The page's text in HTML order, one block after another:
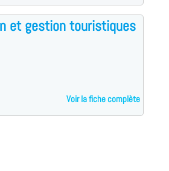
et gestion touristiques
Voir la fiche complète